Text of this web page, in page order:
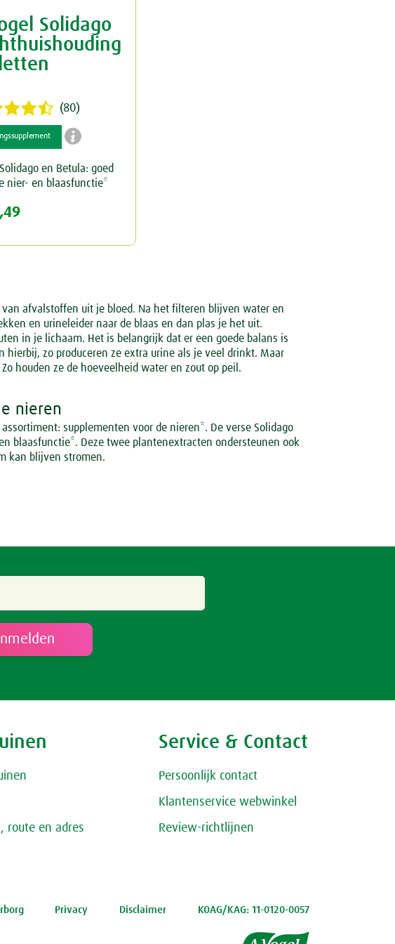
Solidago
(80)

en Betula: goed
nier- en blaasfunctie*
afvalstoffen uit je bloed. Na het filteren blijven water en
en urineleider naar de blaas en dan plas je het uit.
in je lichaam. Het is belangrijk dat er een goede balans is
zo produceren ze extra urine als je veel drinkt. Maar
houden ze de hoeveelheid water en zout op peil.
nieren
supplementen voor de nieren*. De verse Solidago
blaasfunctie*. Deze twee plantenextracten ondersteunen ook
kan blijven stromen.
route en adres
Service & Contact
Persoonlijk contact
Klantenservice webwinkel
Review-richtlijnen
Privacy Disclaimer KOAG/KAG: 11-0120-0057